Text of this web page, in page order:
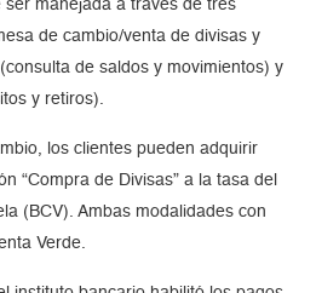
ser manejada a través de tres
de cambio/venta de divisas y
(consulta de saldos y movimientos) y
y retiros).
los clientes pueden adquirir
“Compra de Divisas” a la tasa del
(BCV). Ambas modalidades con
Verde.